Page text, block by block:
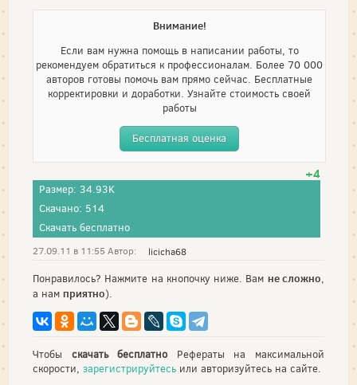
Внимание!
Если вам нужна помощь в написании работы, то
рекомендуем обратиться к профессионалам. Более 70 000
авторов готовы помочь вам прямо сейчас. Бесплатные
корректировки и доработки. Узнайте стоимость своей
работы
Бесплатная оценка
+4
Размер: 34.93K
Скачано: 514
Скачать бесплатно
27.09.11 в 11:55 Автор: licicha68
Понравилось? Нажмите на кнопочку ниже. Вам не сложно,
а нам приятно).
Чтобы скачать бесплатно Рефераты на максимальной
скорости, зарегистрируйтесь или авторизуйтесь на сайте.